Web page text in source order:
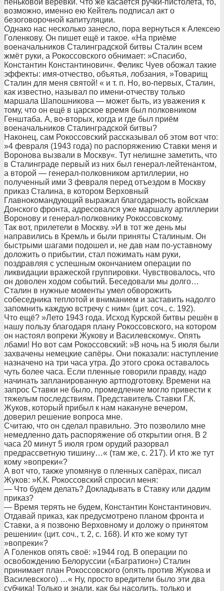
пеньковой веревки. Что же касается ручки-пистолета, то,
возможно, именно ею Кейтель подписал акт о
безоговорочной капитуляции.
Однако нас несколько занесло, пора вернуться к Алексею
Голенкову. Он пишет ещё и такое. «На приёме
военачальников Сталинградской битвы Сталин всем
жмёт руки, а Рокоссовского обнимает: »Спасибо,
Константин Константинович«. Феликс Чуев обожал такие
эффекты: имя-отчество, объятья, лобзания, »Товарищ
Сталин для меня святой! « и т. п. Но, во-первых, Сталин,
как известно, называл по имени-отчеству только
маршала Шапошникова — может быть, из уважения к
тому, что он ещё в царское время был полковником
Генштаба. А, во-вторых, когда и где был приём
военачальников Сталинградской битвы?
Наконец, сам Рокоссовский рассказывал об этом вот что:
»4 февраля (1943 года) по распоряжению Ставки меня и
Воронова вызвали в Москву«. Тут нелишне заметить, что
в Сталинграде первый из них был генерал-лейтенантом,
а второй — генерал-полковником артиллерии, но
полученный ими 3 февраля перед отъездом в Москву
приказ Сталина, в котором Верховный
Главнокомандующий выражал благодарность войскам
Донского фронта, адресовался уже маршалу артиллерии
Воронову и генерал-полковнику Рокоссовскому.
Так вот, прилетели в Москву. »И в тот же день мы
направились в Кремль и были приняты Сталиным. Он
быстрыми шагами подошел и, не дав нам по-уставному
доложить о прибытии, стал пожимать нам руки,
поздравляя с успешным окончанием операции по
ликвидации вражеской группировки. Чувствовалось, что
он доволен ходом событий. Беседовали мы долго…
Сталин в нужные моменты умел обворожить
собеседника теплотой и вниманием и заставить надолго
запомнить каждую встречу с ним« (цит. соч., с. 192).
Что ещё? »Лето 1943 года. Исход Курской битвы решён в
нашу пользу благодаря плану Рокоссовского, на котором
он настоял вопреки Жукову и Василевскому«. Опять
лбами! Но вот сам Рокоссовский: »В ночь на 5 июля были
захвачены немецкие сапёры. Они показали: наступление
назначено на три часа утра. До этого срока оставалось
чуть более часа. Если пленные говорили правду, надо
начинать запланированную артподготовку. Времени на
запрос Ставки не было, промедление могло привести к
тяжелым последствиям. Представитель Ставки Г.К.
Жуков, который прибыл к нам накануне вечером,
доверил решение вопроса мне.
Считаю, что он сделал правильно. Это позволило мне
немедленно дать распоряжение об открытии огня. В 2
часа 20 минут 5 июля гром орудий разорвал
предрассветную тишину…« (там же, с. 217). И кто же тут
кому »вопреки«?
А вот что, также упомянув о пленных сапёрах, писал
Жуков: »К.К. Рокоссовский спросил меня:
— Что будем делать? Докладывать в Ставку или дадим
приказ?
— Время терять не будем, Константин Константинович.
Отдавай приказ, как предусмотрено планом фронта и
Ставки, а я позвоню Верховному и доложу о принятом
решении« (цит. соч., т. 2, с. 168). И кто же кому тут
»вопреки«?
А Голенков опять своё: »1944 год. В операции по
освобождению Белоруссии («Багратион») Сталин
принимает план Рокоссовского (опять против Жукова и
Василевского) …« Ну, просто вредители было эти два
субчика! Только и знали, как бы насолить, только и